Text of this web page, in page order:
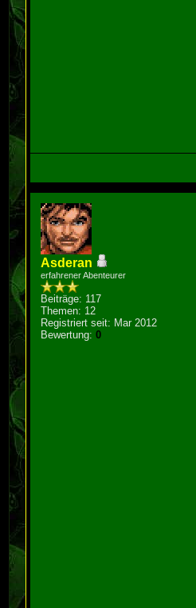
Asderan
erfahrener Abenteurer
Beiträge: 117
Themen: 12
Registriert seit: Mar 2012
Bewertung:0